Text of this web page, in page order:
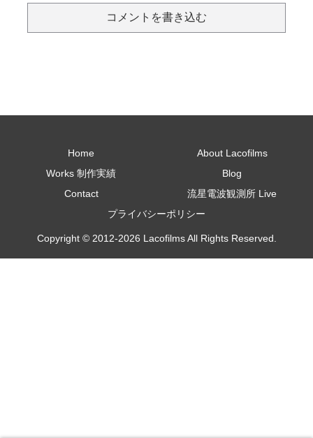
コメントを書き込む
Home
About Lacofilms
Works 制作実績
Blog
Contact
流星電波観測所 Live
プライバシーポリシー
Copyright © 2012-2026 Lacofilms All Rights Reserved.